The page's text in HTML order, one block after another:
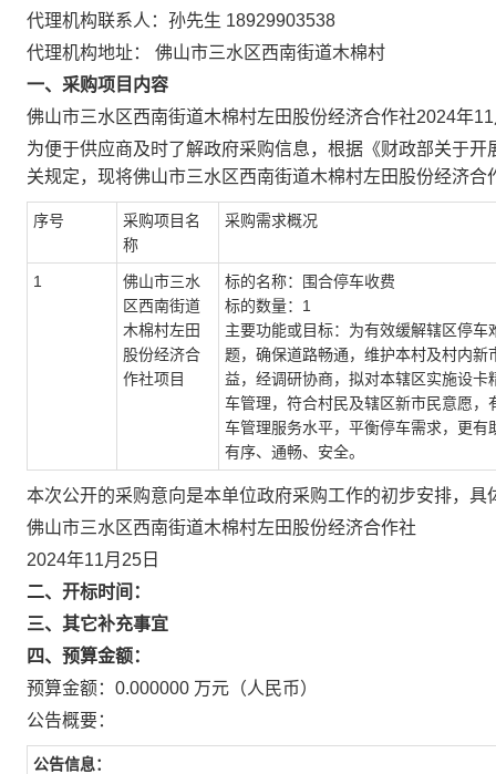
代理机构联系人：孙先生 18929903538
代理机构地址： 佛山市三水区西南街道木棉村
一、采购项目内容
佛山市三水区西南街道木棉村左田股份经济合作社2024年
为便于供应商及时了解政府采购信息，根据《财政部关于
关规定，现将佛山市三水区西南街道木棉村左田股份经济
序号
采购项目名
称
采购需求概况
1
佛山市三水
区西南街道
木棉村左田
股份经济合
作社项目
标的名称：围合停车收费
标的数量：1
主要功能或目标：为有效缓解辖区停车
题，确保道路畅通，维护本村及村内新
益，经调研协商，拟对本辖区实施设卡
车管理，符合村民及辖区新市民意愿，
车管理服务水平，平衡停车需求，更有
有序、通畅、安全。
本次公开的采购意向是本单位政府采购工作的初步安排，
佛山市三水区西南街道木棉村左田股份经济合作社
2024年11月25日
二、开标时间：
三、其它补充事宜
四、预算金额：
预算金额：0.000000 万元（人民币）
公告概要：
公告信息：